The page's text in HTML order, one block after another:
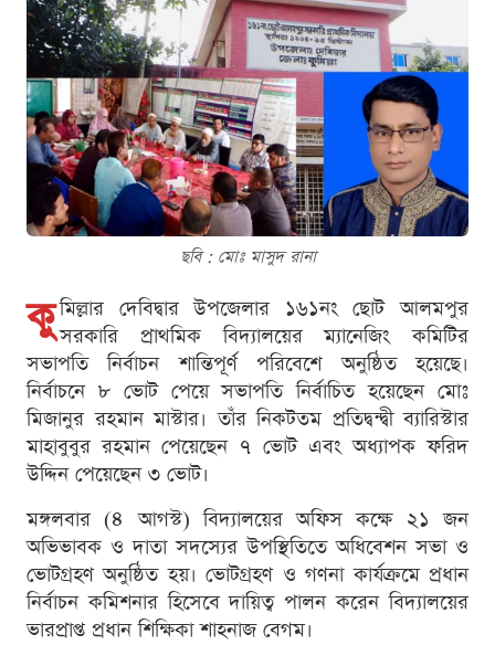
ছবি : মোঃ মাসুদ রানা
কু মিল্লার দেবিদ্বার উপজেলার ১৬১নং ছোট আলমপুর
সরকারি প্রাথমিক বিদ্যালয়ের ম্যানেজিং কমিটির
সভাপতি নির্বাচন শান্তিপূর্ণ পরিবেশে অনুষ্ঠিত হয়েছে।
নির্বাচনে ৮ ভোট পেয়ে সভাপতি নির্বাচিত হয়েছেন মোঃ
মিজানুর রহমান মাস্টার। তাঁর নিকটতম প্রতিদ্বন্দ্বী ব্যারিস্টার
মাহাবুবুর রহমান পেয়েছেন ৭ ভোট এবং অধ্যাপক ফরিদ
উদ্দিন পেয়েছেন ৩ ভোট।
মঙ্গলবার (৪ আগস্ট) বিদ্যালয়ের অফিস কক্ষে ২১ জন
অভিভাবক ও দাতা সদস্যের উপস্থিতিতে অধিবেশন সভা ও
ভোটগ্রহণ অনুষ্ঠিত হয়। ভোটগ্রহণ ও গণনা কার্যক্রমে প্রধান
নির্বাচন কমিশনার হিসেবে দায়িত্ব পালন করেন বিদ্যালয়ের
ভারপ্রাপ্ত প্রধান শিক্ষিকা শাহনাজ বেগম।